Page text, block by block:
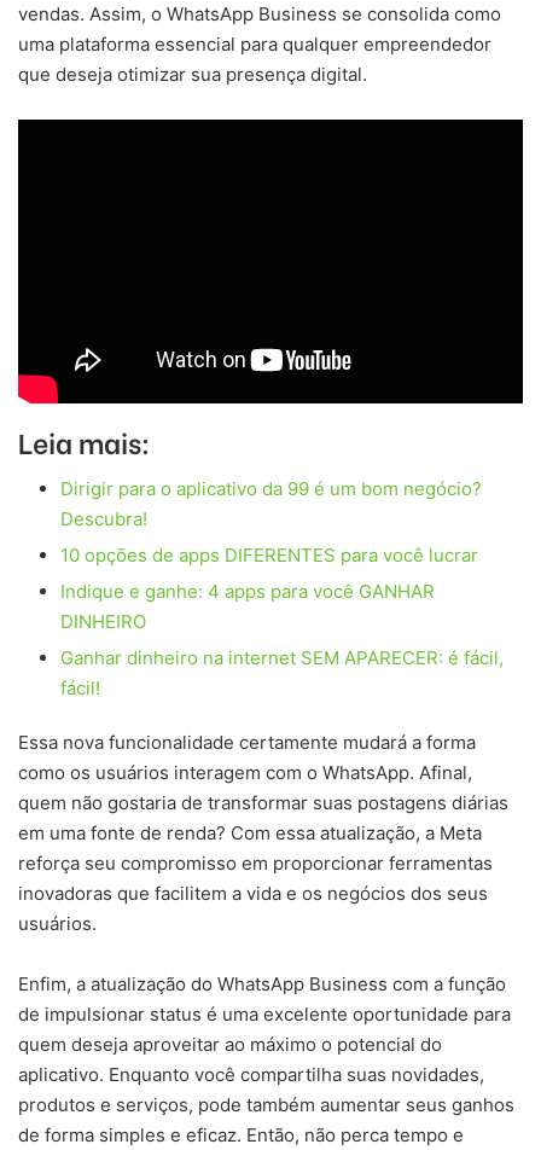
vendas. Assim, o WhatsApp Business se consolida como
uma plataforma essencial para qualquer empreendedor
que deseja otimizar sua presença digital.
Leia mais:
Dirigir para o aplicativo da 99 é um bom negócio?
Descubra!
10 opções de apps DIFERENTES para você lucrar
Indique e ganhe: 4 apps para você GANHAR
DINHEIRO
Ganhar dinheiro na internet SEM APARECER: é fácil,
fácil!
Essa nova funcionalidade certamente mudará a forma
como os usuários interagem com o WhatsApp. Afinal,
quem não gostaria de transformar suas postagens diárias
em uma fonte de renda? Com essa atualização, a Meta
reforça seu compromisso em proporcionar ferramentas
inovadoras que facilitem a vida e os negócios dos seus
usuários.
Enfim, a atualização do WhatsApp Business com a função
de impulsionar status é uma excelente oportunidade para
quem deseja aproveitar ao máximo o potencial do
aplicativo. Enquanto você compartilha suas novidades,
produtos e serviços, pode também aumentar seus ganhos
de forma simples e eficaz. Então, não perca tempo e